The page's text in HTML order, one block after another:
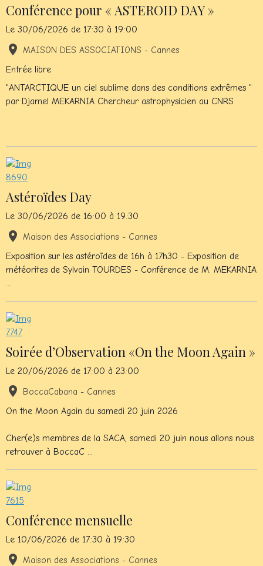
Conférence pour « ASTEROID DAY »
Le 30/06/2026 de 17:30 à 19:00
MAISON DES ASSOCIATIONS - Cannes
Entrée libre
"ANTARCTIQUE un ciel sublime dans des conditions extrêmes "
par Djamel MEKARNIA Chercheur astrophysicien au CNRS
Astéroïdes Day
Le 30/06/2026 de 16:00 à 19:30
Maison des Associations - Cannes
Exposition sur les astéroïdes de 16h à 17h30 - Exposition de
météorites de Sylvain TOURDES - Conférence de M. MEKARNIA
...
Soirée d’Observation «On the Moon Again »
Le 20/06/2026 de 17:00 à 23:00
BoccaCabana - Cannes
On the Moon Again du samedi 20 juin 2026
Cher(e)s membres de la SACA, samedi 20 juin nous allons nous
retrouver à BoccaC ...
Conférence mensuelle
Le 10/06/2026 de 17:30 à 19:30
Maison des Associations - Cannes